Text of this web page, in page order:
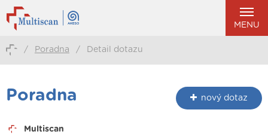
MENU
/ Poradna / Detail dotazu
Poradna nový dotaz
Multiscan